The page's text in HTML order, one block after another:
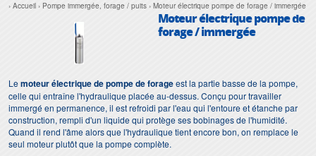
Accueil Pompe immergée, forage / puits Moteur électrique pompe de forage / immergée
Moteur électrique pompe de
forage / immergée
Lemoteur électrique de pompe de forageest la partie basse de la pompe,
celle qui entraîne l'hydraulique placée au-dessus. Conçu pour travailler
immergé en permanence, il est refroidi par l'eau qui l'entoure et étanche par
construction, rempli d'un liquide qui protège ses bobinages de l'humidité.
Quand il rend l'âme alors que l'hydraulique tient encore bon, on remplace le
seul moteur plutôt que la pompe complète.